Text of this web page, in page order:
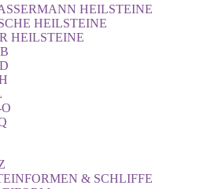
HEILSTEINE
HEILSTEINE
HEILSTEINE
& SCHLIFFE